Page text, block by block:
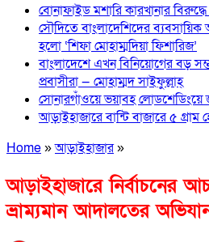
বোনাফাইড মশারি কারখানার
সৌদিতে বাংলাদেশিদের ব্যবসায়িক
হলো ‘শিফা মোহাম্মদিয়া ফিশারিজ’
বাংলাদেশে এখন বিনিয়োগের বড়
প্রবাসীরা — মোহাম্মদ সাইফুল্লাহ্
সোনারগাঁওয়ে ভয়াবহ লোডশেডিংয়ে
আড়াইহাজারে বান্টি বাজারে ৫ গ্রাম
Home»আড়াইহাজার»
আড়াইহাজারে নির্বাচনের
ভ্রাম্যমান আদালতের